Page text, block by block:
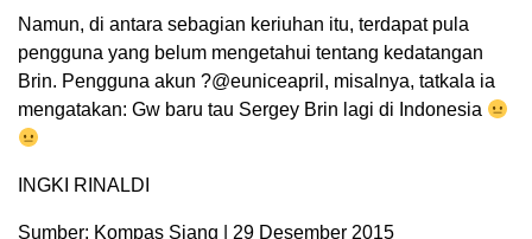
Namun, di antara sebagian keriuhan itu, terdapat pula
pengguna yang belum mengetahui tentang kedatangan
Brin. Pengguna akun ?@euniceapril, misalnya, tatkala ia
mengatakan: Gw baru tau Sergey Brin lagi di Indonesia
INGKI RINALDI
Sumber: Kompas Siang | 29 Desember 2015